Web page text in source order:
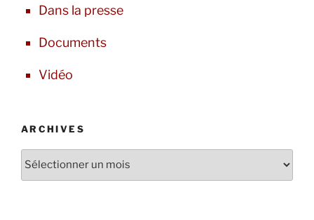
Dans la presse
Documents
Vidéo
ARCHIVES
Archives